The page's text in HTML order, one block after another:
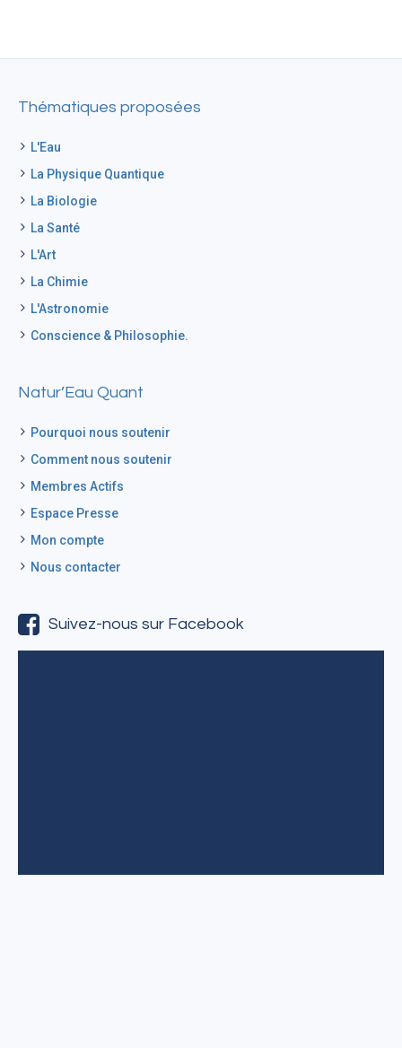
Thématiques proposées
L'Eau
La Physique Quantique
La Biologie
La Santé
L'Art
La Chimie
L'Astronomie
Conscience & Philosophie.
Natur’Eau Quant
Pourquoi nous soutenir
Comment nous soutenir
Membres Actifs
Espace Presse
Mon compte
Nous contacter
Suivez-nous sur Facebook